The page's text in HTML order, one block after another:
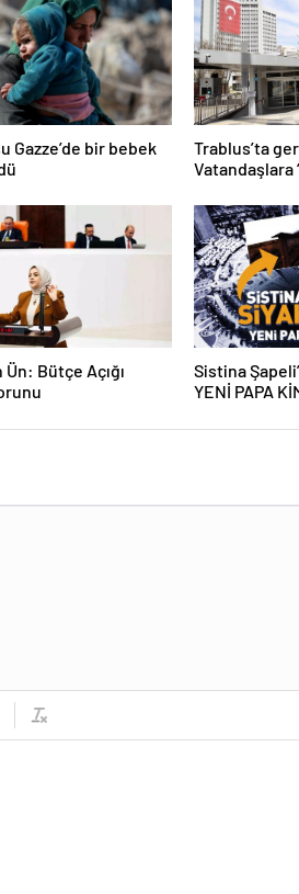
Gazze’de bir bebek
Trablus’ta
Vatandaşlara
Bütçe Açığı
Sistina
YENİ PAPA